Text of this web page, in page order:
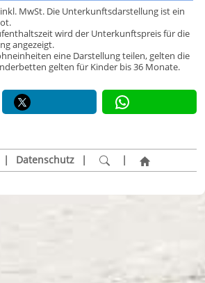
MwSt. Die Unterkunftsdarstellung ist ein
wird der Unterkunftspreis für die
angezeigt.
eine Darstellung teilen, gelten die
gelten für Kinder bis 36 Monate.
| Datenschutz | |